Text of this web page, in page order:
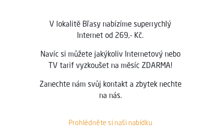
V lokalitě Břasy nabízíme superrychlý
Internet od 269,- Kč.
Navíc si můžete jakýkoliv Internetový nebo
TV tarif vyzkoušet na měsíc ZDARMA!
Zanechte nám svůj kontakt a zbytek nechte
na nás.
Prohlédněte si naši nabídku